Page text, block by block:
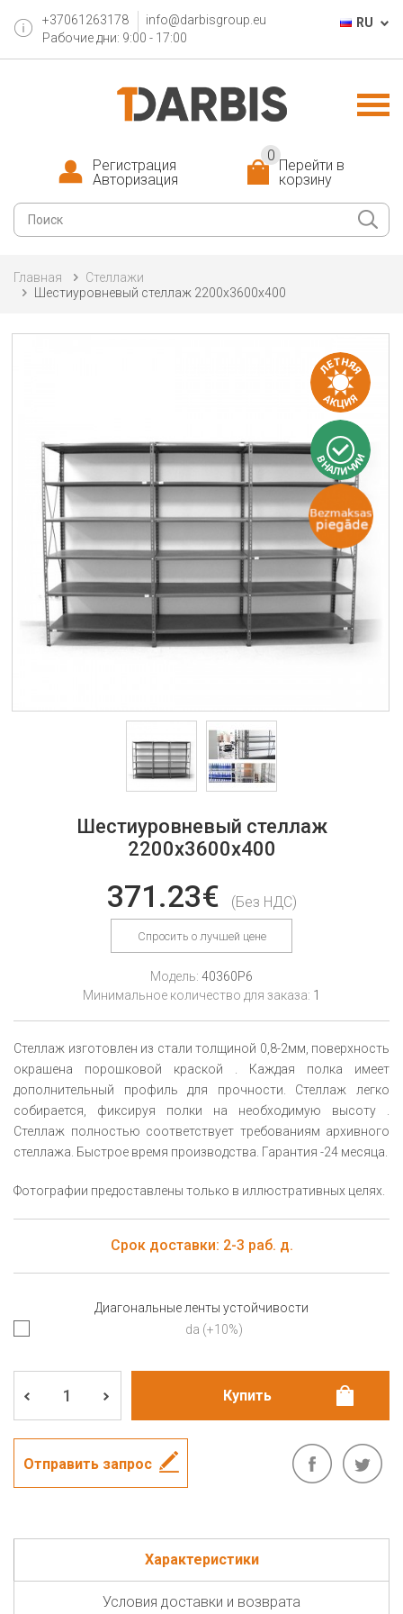
+37061263178
info@darbisgroup.eu
Рабочие дни: 9:00 - 17:00
RU
Перейти в
корзину
0
Регистрация
Авторизация
Главная
Cтеллажи
Шестиуровневый стеллаж 2200x3600x400
Шестиуровневый стеллаж
2200x3600x400
371.23€ (Без НДС)
Спросить о лучшей цене
Модель: 40360P6
Минимальное количество для заказа: 1
Стеллаж изготовлен из стали толщиной 0,8-2мм, поверхность
окрашена порошковой краской . Каждая полка имеет
дополнительный профиль для прочности. Стеллаж легко
собирается, фиксируя полки на необходимую высоту .
Стеллаж полностью соответствует требованиям архивного
стеллажа. Быстрое время производства. Гарантия -24 месяца.
Фотографии предоставлены только в иллюстративных целях.
Срок доставки: 2-3 раб. д.
Диагональные ленты устойчивости
da (+10%)
Отправить запрос
Характеристики
Условия доставки и возврата